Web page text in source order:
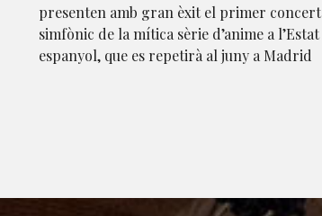
presenten amb gran èxit el primer concert
simfònic de la mítica sèrie d’anime a l’Estat
espanyol, que es repetirà al juny a Madrid